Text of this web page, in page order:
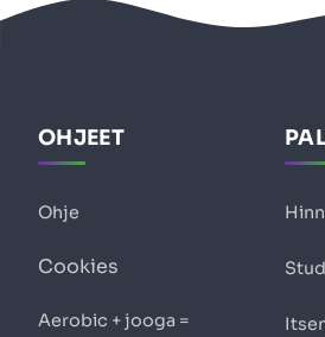
OHJEET
Ohje
Cookies
Aerobic + jooga =